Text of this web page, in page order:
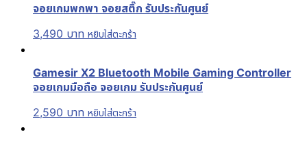
จอยเกมพกพา จอยสติ๊ก รับประกันศูนย์
3,490 บาท หยิบใส่ตะกร้า
Gamesir X2 Bluetooth Mobile Gaming Controller
จอยเกมมือถือ จอยเกม รับประกันศูนย์
2,590 บาท หยิบใส่ตะกร้า